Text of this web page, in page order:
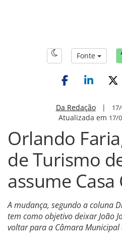
Fonte
Da Redação|
Atualizada em 17/
Orlando
de Turismo
assume Casa
A mudança, segundo a coluna
tem como objetivo deixar João
voltar para a Câmara Municipal